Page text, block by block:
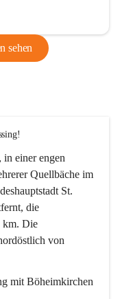
sehen
einer engen
Quellbäche im
St.
die
km. Die
von
mit Böheimkirchen